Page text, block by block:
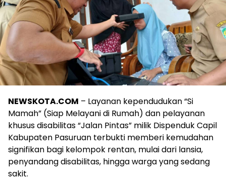
NEWSKOTA.COM – Layanan kependudukan “Si
Mamah” (Siap Melayani di Rumah) dan pelayanan
khusus disabilitas “Jalan Pintas” milik Dispenduk Capil
Kabupaten Pasuruan terbukti memberi kemudahan
signifikan bagi kelompok rentan, mulai dari lansia,
penyandang disabilitas, hingga warga yang sedang
sakit.